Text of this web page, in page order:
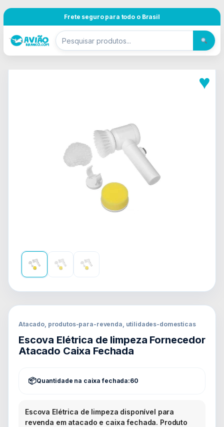
Frete seguro para todo o Brasil
♥
Atacado, produtos-para-revenda, utilidades-domesticas
Escova Elétrica de limpeza Fornecedor
Atacado Caixa Fechada
Quantidade na caixa fechada:60
Escova Elétrica de limpeza disponível para
revenda em atacado e caixa fechada. Produto